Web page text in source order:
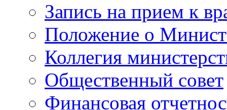
Запись на прием к
Положение о
Коллегия
Общественный совет
Финансовая